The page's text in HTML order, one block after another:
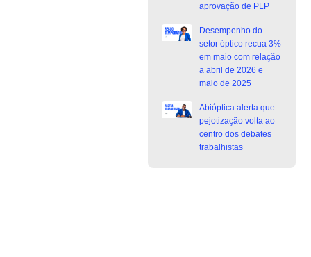
aprovação de PLP
Desempenho do
setor óptico recua 3%
em maio com relação
a abril de 2026 e
maio de 2025
Abióptica alerta que
pejotização volta ao
centro dos debates
trabalhistas